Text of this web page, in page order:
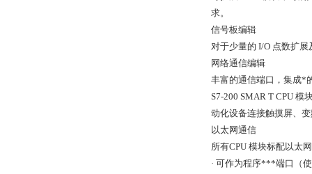
求。
信号板编辑
对于少量的 I/O 点数扩
网络通信编辑
丰富的通信端口，集成*
S7-200 SMAR T CPU
动化设备连接触摸屏、
以太网通信
所有CPU 模块标配以太
· 可作为程序***端口（